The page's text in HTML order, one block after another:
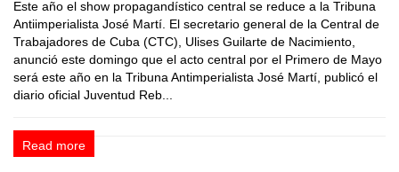
Este año el show propagandístico central se reduce a la Tribuna
Antiimperialista José Martí. El secretario general de la Central de
Trabajadores de Cuba (CTC), Ulises Guilarte de Nacimiento,
anunció este domingo que el acto central por el Primero de Mayo
será este año en la Tribuna Antimperialista José Martí, publicó el
diario oficial Juventud Reb...
Read more